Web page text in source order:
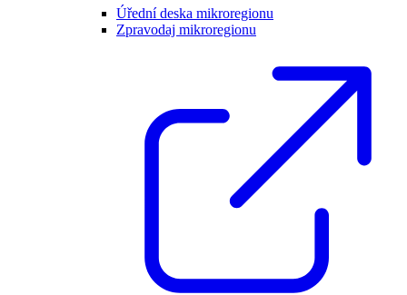
Úřední deska mikroregionu
Zpravodaj mikroregionu